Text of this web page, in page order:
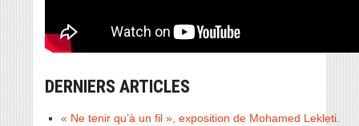
DERNIERS ARTICLES
« Ne tenir qu’à un fil », exposition de Mohamed Lekleti.